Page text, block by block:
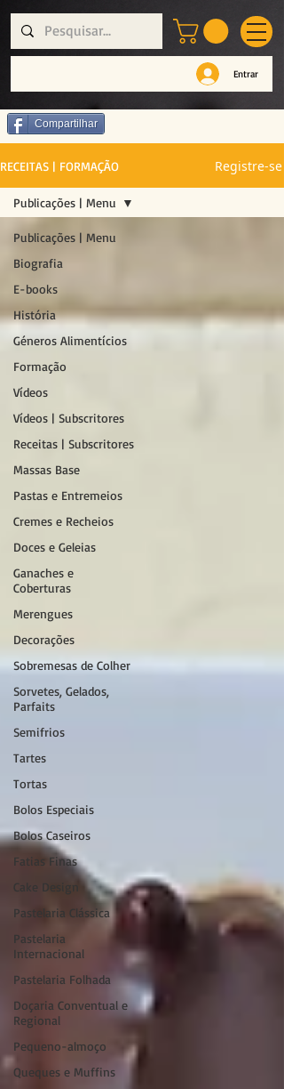
Entrar
Compartilhar
RECEITAS | FORMAÇÃO Registre-se
Publicações | Menu
Biografia
E-books
História
Géneros Alimentícios
Formação
Vídeos
Vídeos | Subscritores
Receitas | Subscritores
Massas Base
Pastas e Entremeios
Cremes e Recheios
Doces e Geleias
Ganaches e
Coberturas
Merengues
Decorações
Sobremesas de Colher
Sorvetes, Gelados,
Parfaits
Semifrios
Tartes
Tortas
Bolos Especiais
Bolos Caseiros
Fatias Finas
Cake Design
Pastelaria Clássica
Pastelaria
Internacional
Pastelaria Folhada
Doçaria Conventual e
Regional
Pequeno-almoço
Queques e Muffins
Publicações | Menu